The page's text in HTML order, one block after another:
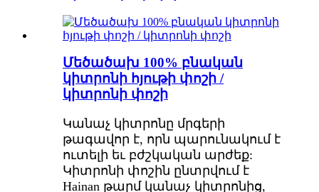
Մեծածախ 100% բնական
կիտրոնի հյութի փոշի /
կիտրոնի փոշի
Կանաչ կիտրոնը մրգերի
թագավոր է, որն պարունակում է
ուտելի եւ բժշկական արժեք:
Կիտրոնի փոշին ընտրվում է
Hainan թարմ կանաչ կիտրոնից,